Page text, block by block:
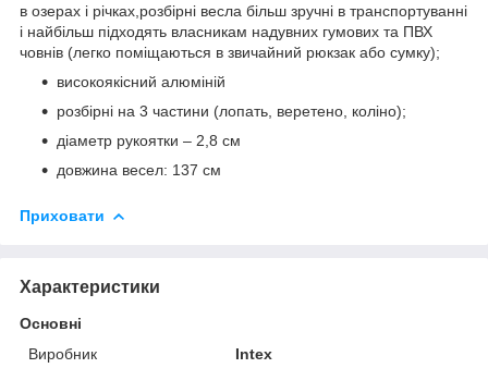
в озерах і річках,розбірні весла більш зручні в транспортуванні
і найбільш підходять власникам надувних гумових та ПВХ
човнів (легко поміщаються в звичайний рюкзак або сумку);
високоякісний алюміній
розбірні на 3 частини (лопать, веретено, коліно);
діаметр рукоятки – 2,8 см
довжина весел: 137 см
Приховати
Характеристики
Основні
Виробник
Intex